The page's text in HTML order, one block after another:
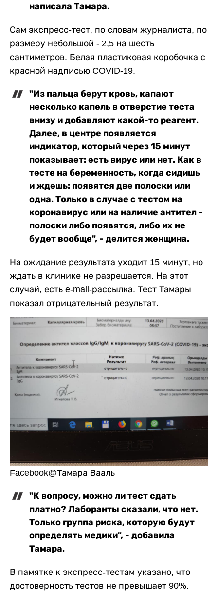
написала Тамара.
Сам экспресс-тест, по словам журналиста, по
размеру небольшой - 2,5 на шесть
сантиметров. Белая пластиковая коробочка с
красной надписью COVID-19.
"Из пальца берут кровь, капают
несколько капель в отверстие теста
внизу и добавляют какой-то реагент.
Далее, в центре появляется
индикатор, который через 15 минут
показывает: есть вирус или нет. Как в
тесте на беременность, когда сидишь
и ждешь: появятся две полоски или
одна. Только в случае с тестом на
коронавирус или на наличие антител -
полоски либо появятся, либо их не
будет вообще", - делится женщина.
На ожидание результата уходит 15 минут, но
ждать в клинике не разрешается. На этот
случай, есть e-mail-рассылка. Тест Тамары
показал отрицательный результат.
Facebook@Тамара Вааль
"К вопросу, можно ли тест сдать
платно? Лаборанты сказали, что нет.
Только группа риска, которую будут
определять медики", - добавила
Тамара.
В памятке к экспресс-тестам указано, что
достоверность тестов не превышает 90%.